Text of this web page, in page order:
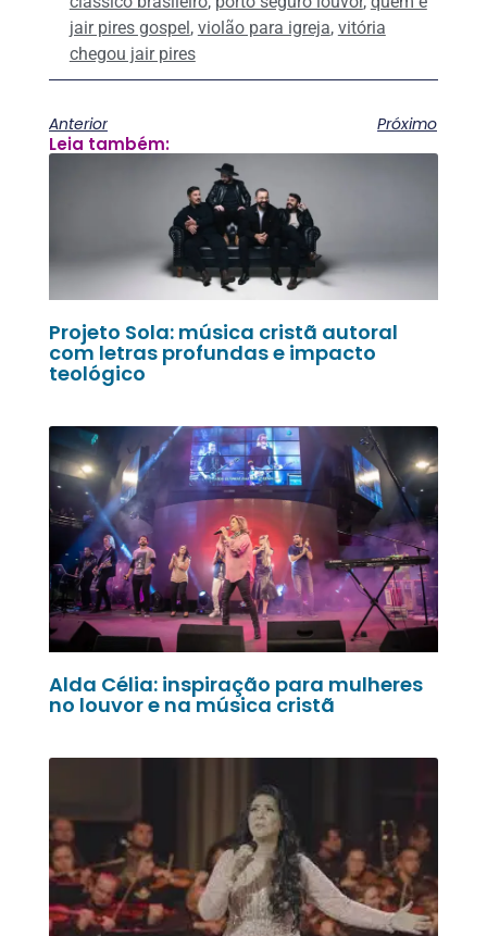
jair pires gospel , violão para igreja, vitória
chegou jair pires
Anterior Próximo
Leia também:
Projeto Sola: música cristã autoral
com letras profundas e impacto
teológico
Alda Célia: inspiração para mulheres
no louvor e na música cristã